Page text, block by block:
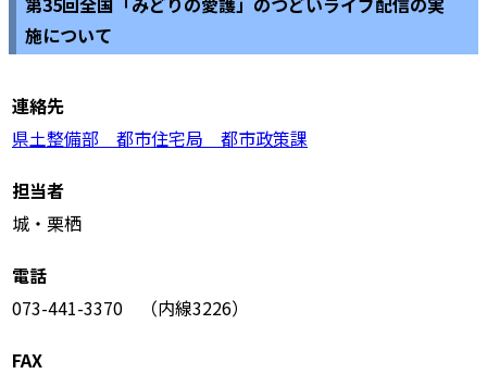
施について
連絡先
県土整備部 都市住宅局 都市政策課
担当者
城・栗栖
電話
073-441-3370 （内線3226）
FAX